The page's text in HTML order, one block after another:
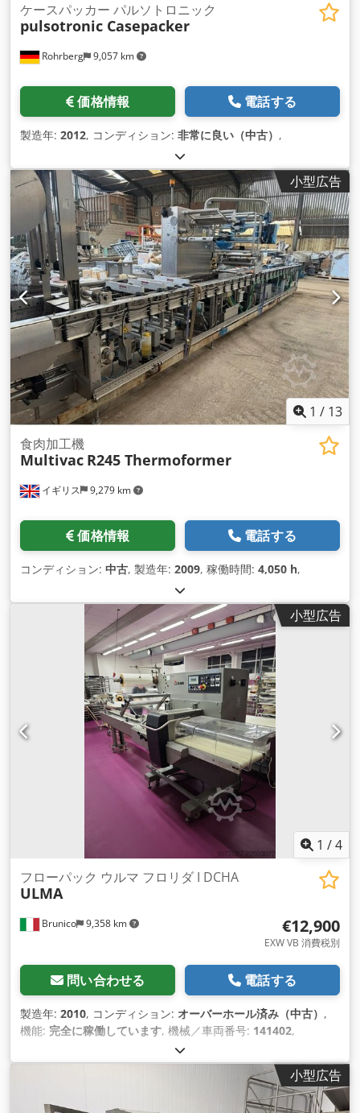
Rohrberg 9,057 km
ケースパッカー パルソトロニック
pulsotronic Casepacker
価格情報 電話する
製造年: 2012, コンディション: 非常に良い（中古） ,
小型広告
1 / 13
イギリス 9,279 km
食肉加工機
Multivac R245 Thermoformer
価格情報 電話する
コンディション: 中古, 製造年: 2009, 稼働時間: 4,050 h,
小型広告
1 /4
Brunico 9,358 km
フローパック ウルマ フロリダ I DCHA
ULMA
€12,900
EXW VB 消費税別
問い合わせる 電話する
製造年: 2010, コンディション: オーバーホール済み（中古） ,
機能: 完全に稼働しています, 機械／車両番号: 141402,
小型広告